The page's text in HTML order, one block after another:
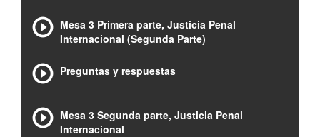
Mesa 3 Primera parte, Justicia Penal
Internacional (Segunda Parte)
Preguntas y respuestas
Mesa 3 Segunda parte, Justicia Penal
Internacional